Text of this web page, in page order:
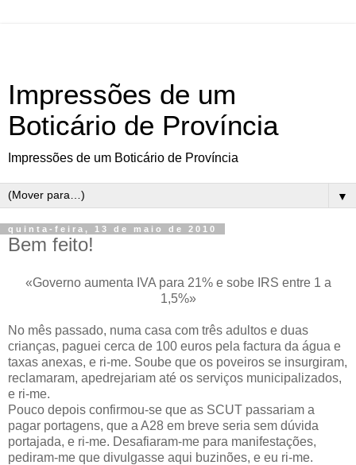
Impressões de um
Boticário de Província
Impressões de um Boticário de Província
▼
quinta-feira, 13 de maio de 2010
Bem feito!
«Governo aumenta IVA para 21% e sobe IRS entre 1 a
1,5%»
No mês passado, numa casa com três adultos e duas
crianças, paguei cerca de 100 euros pela factura da água e
taxas anexas, e ri-me. Soube que os poveiros se insurgiram,
reclamaram, apedrejariam até os serviços municipalizados,
e ri-me.
Pouco depois confirmou-se que as SCUT passariam a
pagar portagens, que a A28 em breve seria sem dúvida
portajada, e ri-me. Desafiaram-me para manifestações,
pediram-me que divulgasse aqui buzinões, e eu ri-me.